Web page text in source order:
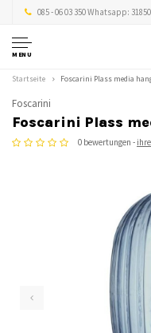
085 - 06 03 350 Whatsapp:
MENU
Startseite Foscarini Plass media
Foscarini
Foscarini Plass
0 bewertungen -